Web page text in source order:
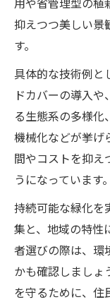
抑えつつ美しい景
す。
具体的な技術例と
ドカバーの導入
る生態系の多様化
機械化などが挙げ
間やコストを抑え
うになっています。
持続可能な緑化を
集と、地域の特性
者選びの際は、環
かも確認しましょ
を守るために、